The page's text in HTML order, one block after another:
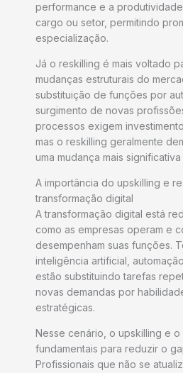
performance e a
cargo ou setor, permitindo
especialização.
Já o reskilling é mais voltado
mudanças estruturais do
substituição de funções por
surgimento de novas
processos exigem
mas o reskilling geralmente
uma mudança mais
A importância do upskilling e
transformação digital
A transformação digital está
como as empresas operam e
desempenham suas funções.
inteligência artificial,
estão substituindo tarefas
novas demandas por
estratégicas.
Nesse cenário, o upskilling e
fundamentais para reduzir o
Profissionais que não se